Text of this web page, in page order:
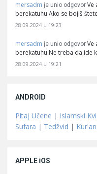
mersadm je unio odgovor Ve
berekatuhu Ako se bojiš
28.09.2024 u 19:23
mersadm je unio odgovor Ve
berekatuhu Ne treba da ide
28.09.2024 u 19:21
ANDROID
Pitaj Učene | Islamski
Sufara | Tedžvid |
APPLE iOS